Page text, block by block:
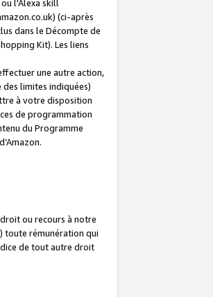
l'Alexa skill
(ci-après
dans le Décompte de
Kit). Les liens
une autre action,
limites indiquées)
à votre disposition
de programmation
du Programme
ou recours à notre
toute rémunération qui
de tout autre droit